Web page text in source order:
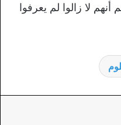
لا زالوا لم يعرفوا